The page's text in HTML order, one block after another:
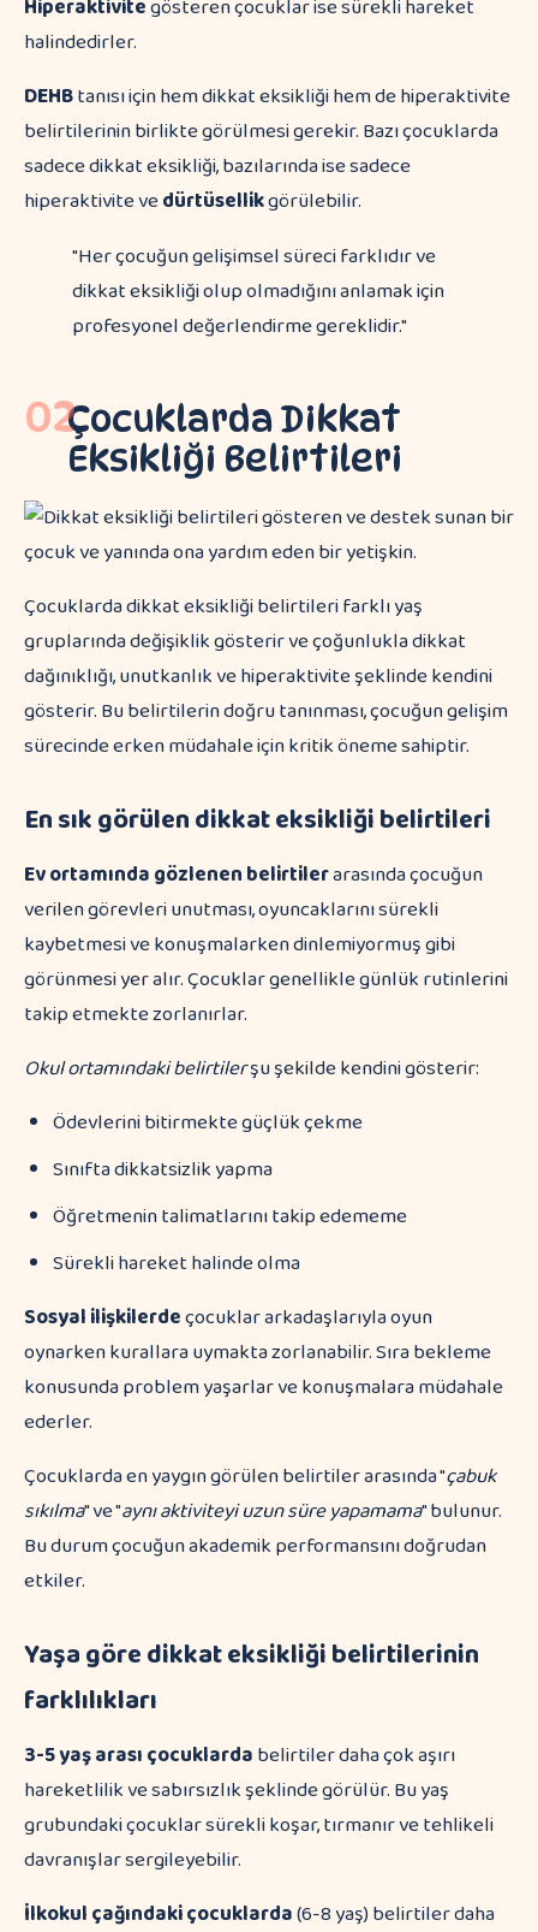
Hiperaktivitegösteren çocuklar ise sürekli hareket
halindedirler.
DEHBtanısı için hem dikkat eksikliği hem de hiperaktivite
belirtilerinin birlikte görülmesi gerekir. Bazı çocuklarda
sadece dikkat eksikliği, bazılarında ise sadece
hiperaktivite vedürtüsellikgörülebilir.
"Her çocuğun gelişimsel süreci farklıdır ve
dikkat eksikliği olup olmadığını anlamak için
profesyonel değerlendirme gereklidir."
02Çocuklarda Dikkat
Eksikliği Belirtileri
Çocuklarda dikkat eksikliği belirtileri farklı yaş
gruplarında değişiklik gösterir ve çoğunlukla dikkat
dağınıklığı, unutkanlık ve hiperaktivite şeklinde kendini
gösterir. Bu belirtilerin doğru tanınması, çocuğun gelişim
sürecinde erken müdahale için kritik öneme sahiptir.
En sık görülen dikkat eksikliği belirtileri
Ev ortamında gözlenen belirtilerarasında çocuğun
verilen görevleri unutması, oyuncaklarını sürekli
kaybetmesi ve konuşmalarken dinlemiyormuş gibi
görünmesi yer alır. Çocuklar genellikle günlük rutinlerini
takip etmekte zorlanırlar.
Okul ortamındaki belirtilerşu şekilde kendini gösterir:
Ödevlerini bitirmekte güçlük çekme
Sınıfta dikkatsizlik yapma
Öğretmenin talimatlarını takip edememe
Sürekli hareket halinde olma
Sosyal ilişkilerdeçocuklar arkadaşlarıyla oyun
oynarken kurallara uymakta zorlanabilir. Sıra bekleme
konusunda problem yaşarlar ve konuşmalara müdahale
ederler.
Çocuklarda en yaygın görülen belirtiler arasında "çabuk
sıkılma" ve "aynı aktiviteyi uzun süre yapamama" bulunur.
Bu durum çocuğun akademik performansını doğrudan
etkiler.
Yaşa göre dikkat eksikliği belirtilerinin
farklılıkları
3-5 yaş arası çocuklardabelirtiler daha çok aşırı
hareketlilik ve sabırsızlık şeklinde görülür. Bu yaş
grubundaki çocuklar sürekli koşar, tırmanır ve tehlikeli
davranışlar sergileyebilir.
İlkokul çağındaki çocuklarda(6-8 yaş) belirtiler daha